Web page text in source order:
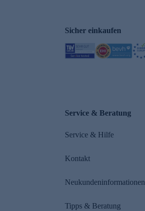
Sicher einkaufen
Service & Beratung
Service & Hilfe
Kontakt
Neukundeninformationen
Tipps & Beratung